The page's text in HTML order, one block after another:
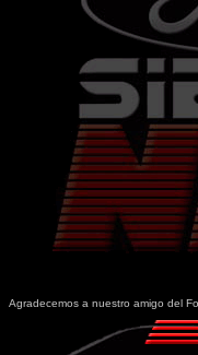
Agradecemos a nuestro amigo del